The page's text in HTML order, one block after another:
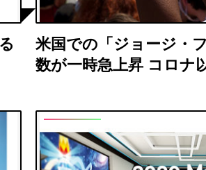
米国での「ジョージ・
数が一時急上昇 コロナ